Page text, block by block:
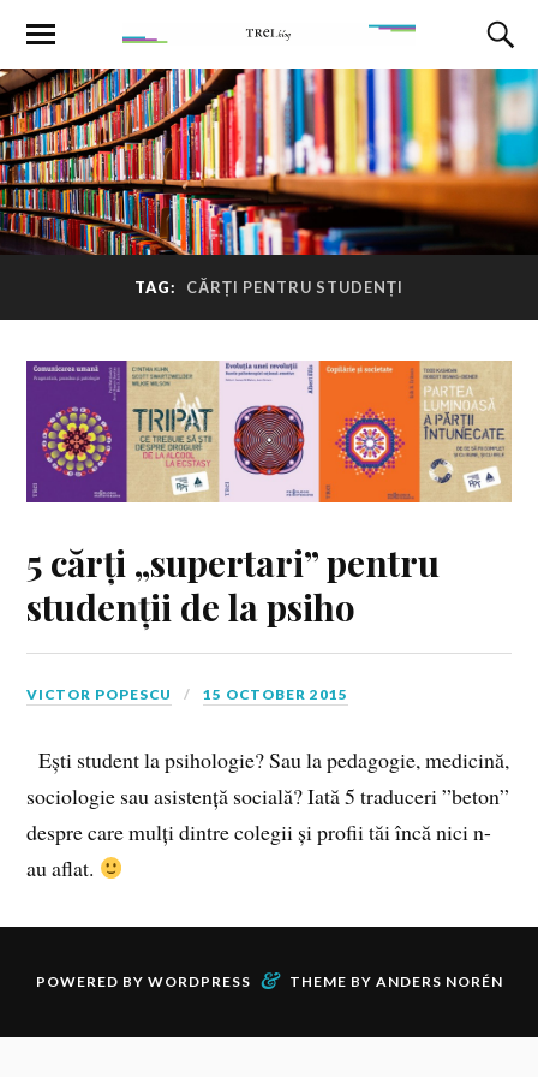
TAG: CĂRȚI PENTRU STUDENȚI
5 cărți „supertari” pentru
studenții de la psiho
VICTOR POPESCU 15 OCTOBER 2015
Ești student la psihologie? Sau la pedagogie, medicină,
sociologie sau asistență socială? Iată 5 traduceri ”beton”
despre care mulți dintre colegii și profii tăi încă nici n-
au aflat.
POWERED BY WORDPRESS & THEME BY ANDERS NORÉN